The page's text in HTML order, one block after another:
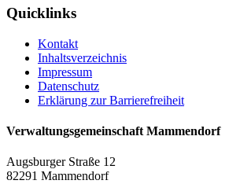
Quicklinks
Kontakt
Inhaltsverzeichnis
Impressum
Datenschutz
Erklärung zur Barrierefreiheit
Verwaltungsgemeinschaft Mammendorf
Augsburger Straße 12
82291 Mammendorf